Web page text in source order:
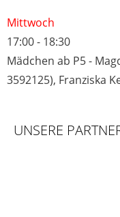
Mittwoch
17:00- 18:30
Mädchen ab P5 -
3592125), Franziska
UNSERE